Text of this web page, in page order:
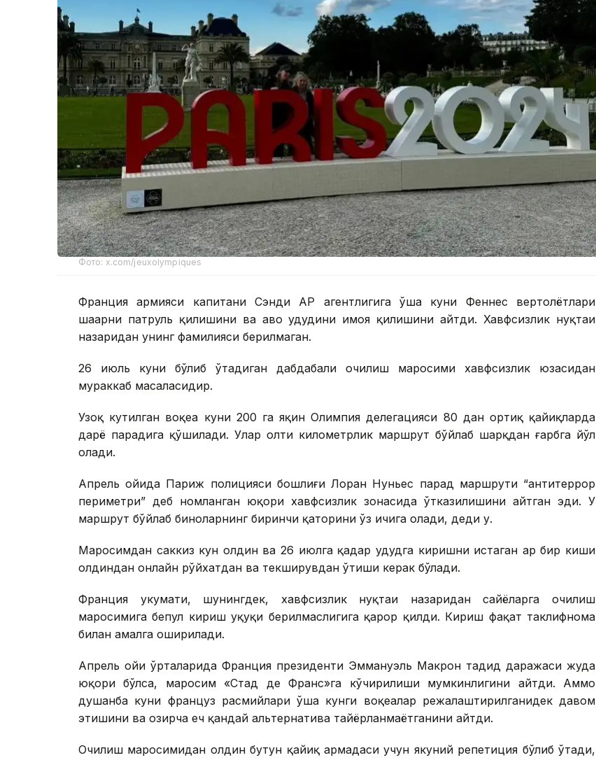
Фото: x.com/jeuxolympiques
Франция армияси капитани Сэнди AP агентлигига ўша куни Феннеc вертолётлари
шаҳарни патруль қилишини ва ҳаво ҳудудини ҳимоя қилишини айтди. Хавфсизлик нуқтаи
назаридан унинг фамилияси берилмаган.
26 июль куни бўлиб ўтадиган дабдабали очилиш маросими хавфсизлик юзасидан
мураккаб масаласидир.
Узоқ кутилган воқеа куни 200 га яқин Олимпия делегацияси 80 дан ортиқ қайиқларда
дарё парадига қўшилади. Улар олти километрлик маршрут бўйлаб шарқдан ғарбга йўл
олади.
Апрель ойида Париж полицияси бошлиғи Лоран Нуньес парад маршрути “антитеррор
периметри” деб номланган юқори хавфсизлик зонасида ўтказилишини айтган эди. У
маршрут бўйлаб биноларнинг биринчи қаторини ўз ичига олади, деди у.
Маросимдан саккиз кун олдин ва 26 июлга қадар ҳудудга киришни истаган ҳар бир киши
олдиндан онлайн рўйхатдан ва текширувдан ўтиши керак бўлади.
Франция ҳукумати, шунингдек, хавфсизлик нуқтаи назаридан сайёҳларга очилиш
маросимига бепул кириш ҳуқуқи берилмаслигига қарор қилди. Кириш фақат таклифнома
билан амалга оширилади.
Апрель ойи ўрталарида Франция президенти Эммануэль Макрон таҳдид даражаси жуда
юқори бўлса, маросим «Стад де Франс»га кўчирилиши мумкинлигини айтди. Аммо
душанба куни француз расмийлари ўша кунги воқеалар режалаштирилганидек давом
этишини ва ҳозирча ҳеч қандай альтернатива тайёрланмаётганини айтди.
Очилиш маросимидан олдин бутун қайиқ армадаси учун якуний репетиция бўлиб ўтади,